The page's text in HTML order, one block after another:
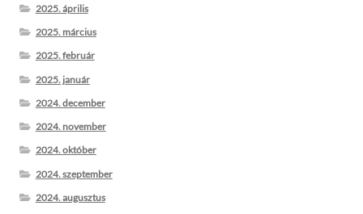
2025. április
2025. március
2025. február
2025. január
2024. december
2024. november
2024. október
2024. szeptember
2024. augusztus